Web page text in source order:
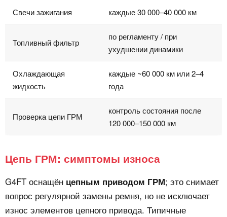
Свечи зажигания каждые 30 000–40 000 км
Топливный фильтр
по регламенту / при
ухудшении динамики
Охлаждающая
жидкость
каждые ~60 000 км или 2–4
года
Проверка цепи ГРМ
контроль состояния после
120 000–150 000 км
Цепь ГРМ: симптомы износа
G4FT оснащён цепным приводом ГРМ; это снимает
вопрос регулярной замены ремня, но не исключает
износ элементов цепного привода. Типичные